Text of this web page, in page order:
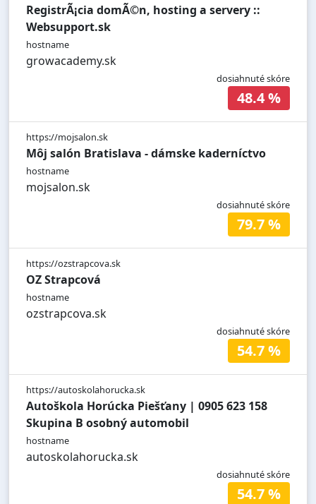
RegistrÃ¡cia domÃ©n, hosting a servery ::
Websupport.sk
hostname
growacademy.sk
dosiahnuté skóre
48.4 %
https://mojsalon.sk
Môj salón Bratislava - dámske kaderníctvo
hostname
mojsalon.sk
dosiahnuté skóre
79.7 %
https://ozstrapcova.sk
OZ Strapcová
hostname
ozstrapcova.sk
dosiahnuté skóre
54.7 %
https://autoskolahorucka.sk
Autoškola Horúcka Piešťany | 0905 623 158
Skupina B osobný automobil
hostname
autoskolahorucka.sk
dosiahnuté skóre
54.7 %